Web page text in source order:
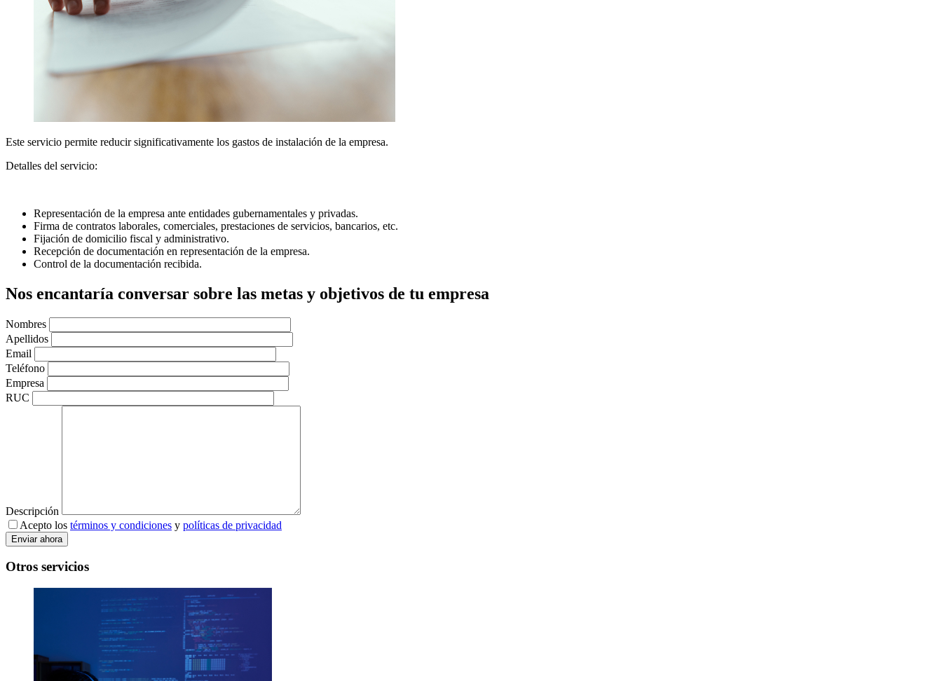
Este servicio permite reducir significativamente los gastos de instalación de la empresa.
Detalles del servicio:
Representación de la empresa ante entidades gubernamentales y privadas.
Firma de contratos laborales, comerciales, prestaciones de servicios, bancarios, etc.
Fijación de domicilio fiscal y administrativo.
Recepción de documentación en representación de la empresa.
Control de la documentación recibida.
Nos encantaría conversar sobre las metas y objetivos de tu empresa
Nombres
Apellidos
Email
Teléfono
Empresa
RUC
Descripción
Acepto los términos y condiciones y políticas de privacidad
Otros servicios